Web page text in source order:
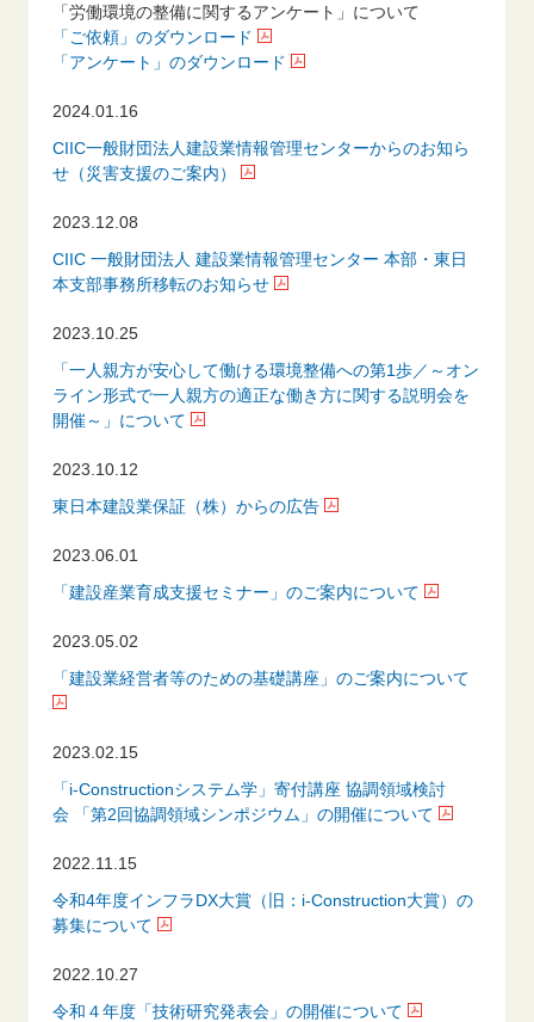
「労働環境の整備に関するアンケート」について
「ご依頼」のダウンロード
「アンケート」のダウンロード
2024.01.16
CIIC一般財団法人建設業情報管理センターからのお知ら
せ（災害支援のご案内）
2023.12.08
CIIC 一般財団法人 建設業情報管理センター 本部・東日
本支部事務所移転のお知らせ
2023.10.25
「一人親方が安心して働ける環境整備への第1歩／～オン
ライン形式で一人親方の適正な働き方に関する説明会を
開催～」について
2023.10.12
東日本建設業保証（株）からの広告
2023.06.01
「建設産業育成支援セミナー」のご案内について
2023.05.02
「建設業経営者等のための基礎講座」のご案内について
2023.02.15
「i-Constructionシステム学」寄付講座 協調領域検討
会 「第2回協調領域シンポジウム」の開催について
2022.11.15
令和4年度インフラDX大賞（旧：i-Construction大賞）の
募集について
2022.10.27
令和４年度「技術研究発表会」の開催について